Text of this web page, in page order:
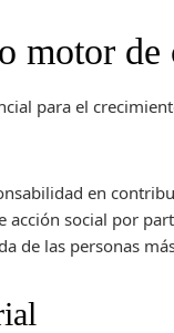
motor de
para el
en
acción social por
de las personas